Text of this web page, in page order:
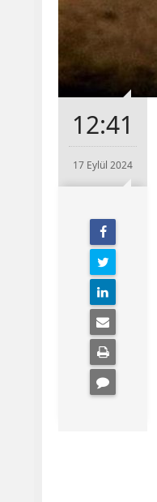
12:41
17 Eylül 2024